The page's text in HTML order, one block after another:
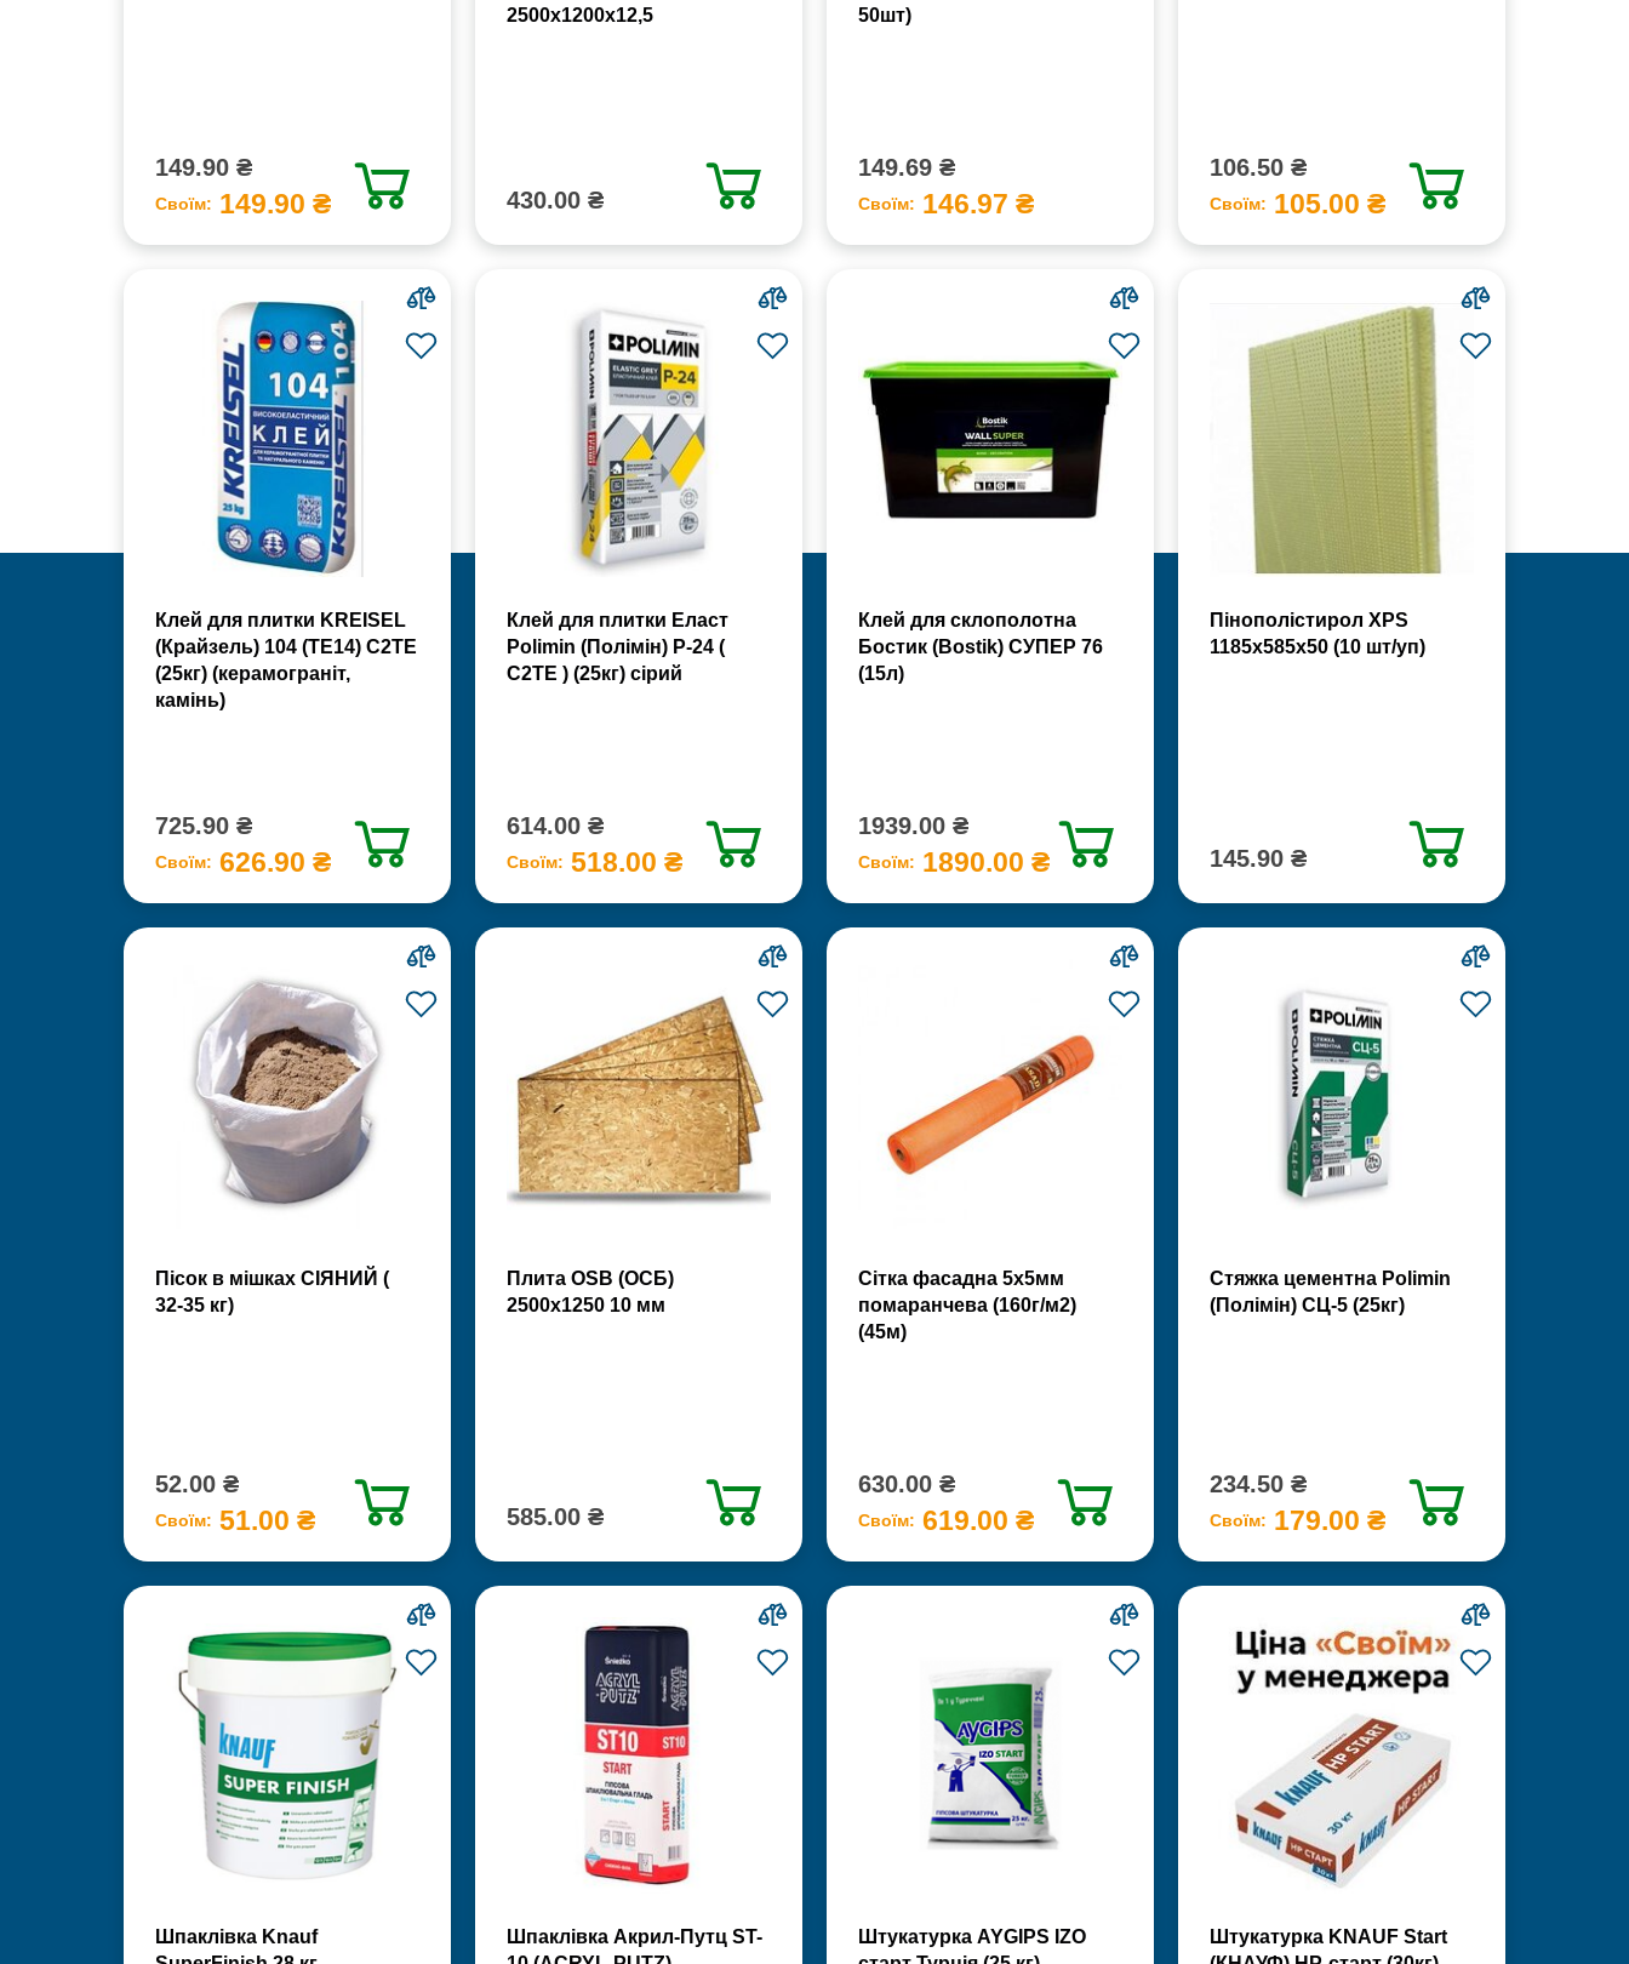
149.90 ₴
Своїм: 149.90 ₴
2500х1200х12,5
430.00 ₴
50шт)
149.69 ₴
Своїм: 146.97 ₴
106.50 ₴
Своїм: 105.00 ₴
Клей для плитки KREISEL
(Крайзель) 104 (ТЕ14) С2TE
(25кг) (керамограніт,
камінь)
725.90 ₴
Своїм: 626.90 ₴
Клей для плитки Еласт
Polimin (Полімін) Р-24 (
С2ТЕ ) (25кг) сірий
614.00 ₴
Своїм: 518.00 ₴
Клей для склополотна
Бостик (Bostik) СУПЕР 76
(15л)
1939.00 ₴
Своїм: 1890.00 ₴
Пінополістирол XPS
1185х585х50 (10 шт/уп)
145.90 ₴
Пісок в мішках СІЯНИЙ (
32-35 кг)
52.00 ₴
Своїм: 51.00 ₴
Плита OSB (ОСБ)
2500х1250 10 мм
585.00 ₴
Сітка фасадна 5х5мм
помаранчева (160г/м2)
(45м)
630.00 ₴
Своїм: 619.00 ₴
Стяжка цементна Polimin
(Полімін) СЦ-5 (25кг)
234.50 ₴
Своїм: 179.00 ₴
Шпаклівка Knauf
Шпаклівка Акрил-Путц ST-
Штукатурка AYGIPS IZO
Штукатурка KNAUF Start